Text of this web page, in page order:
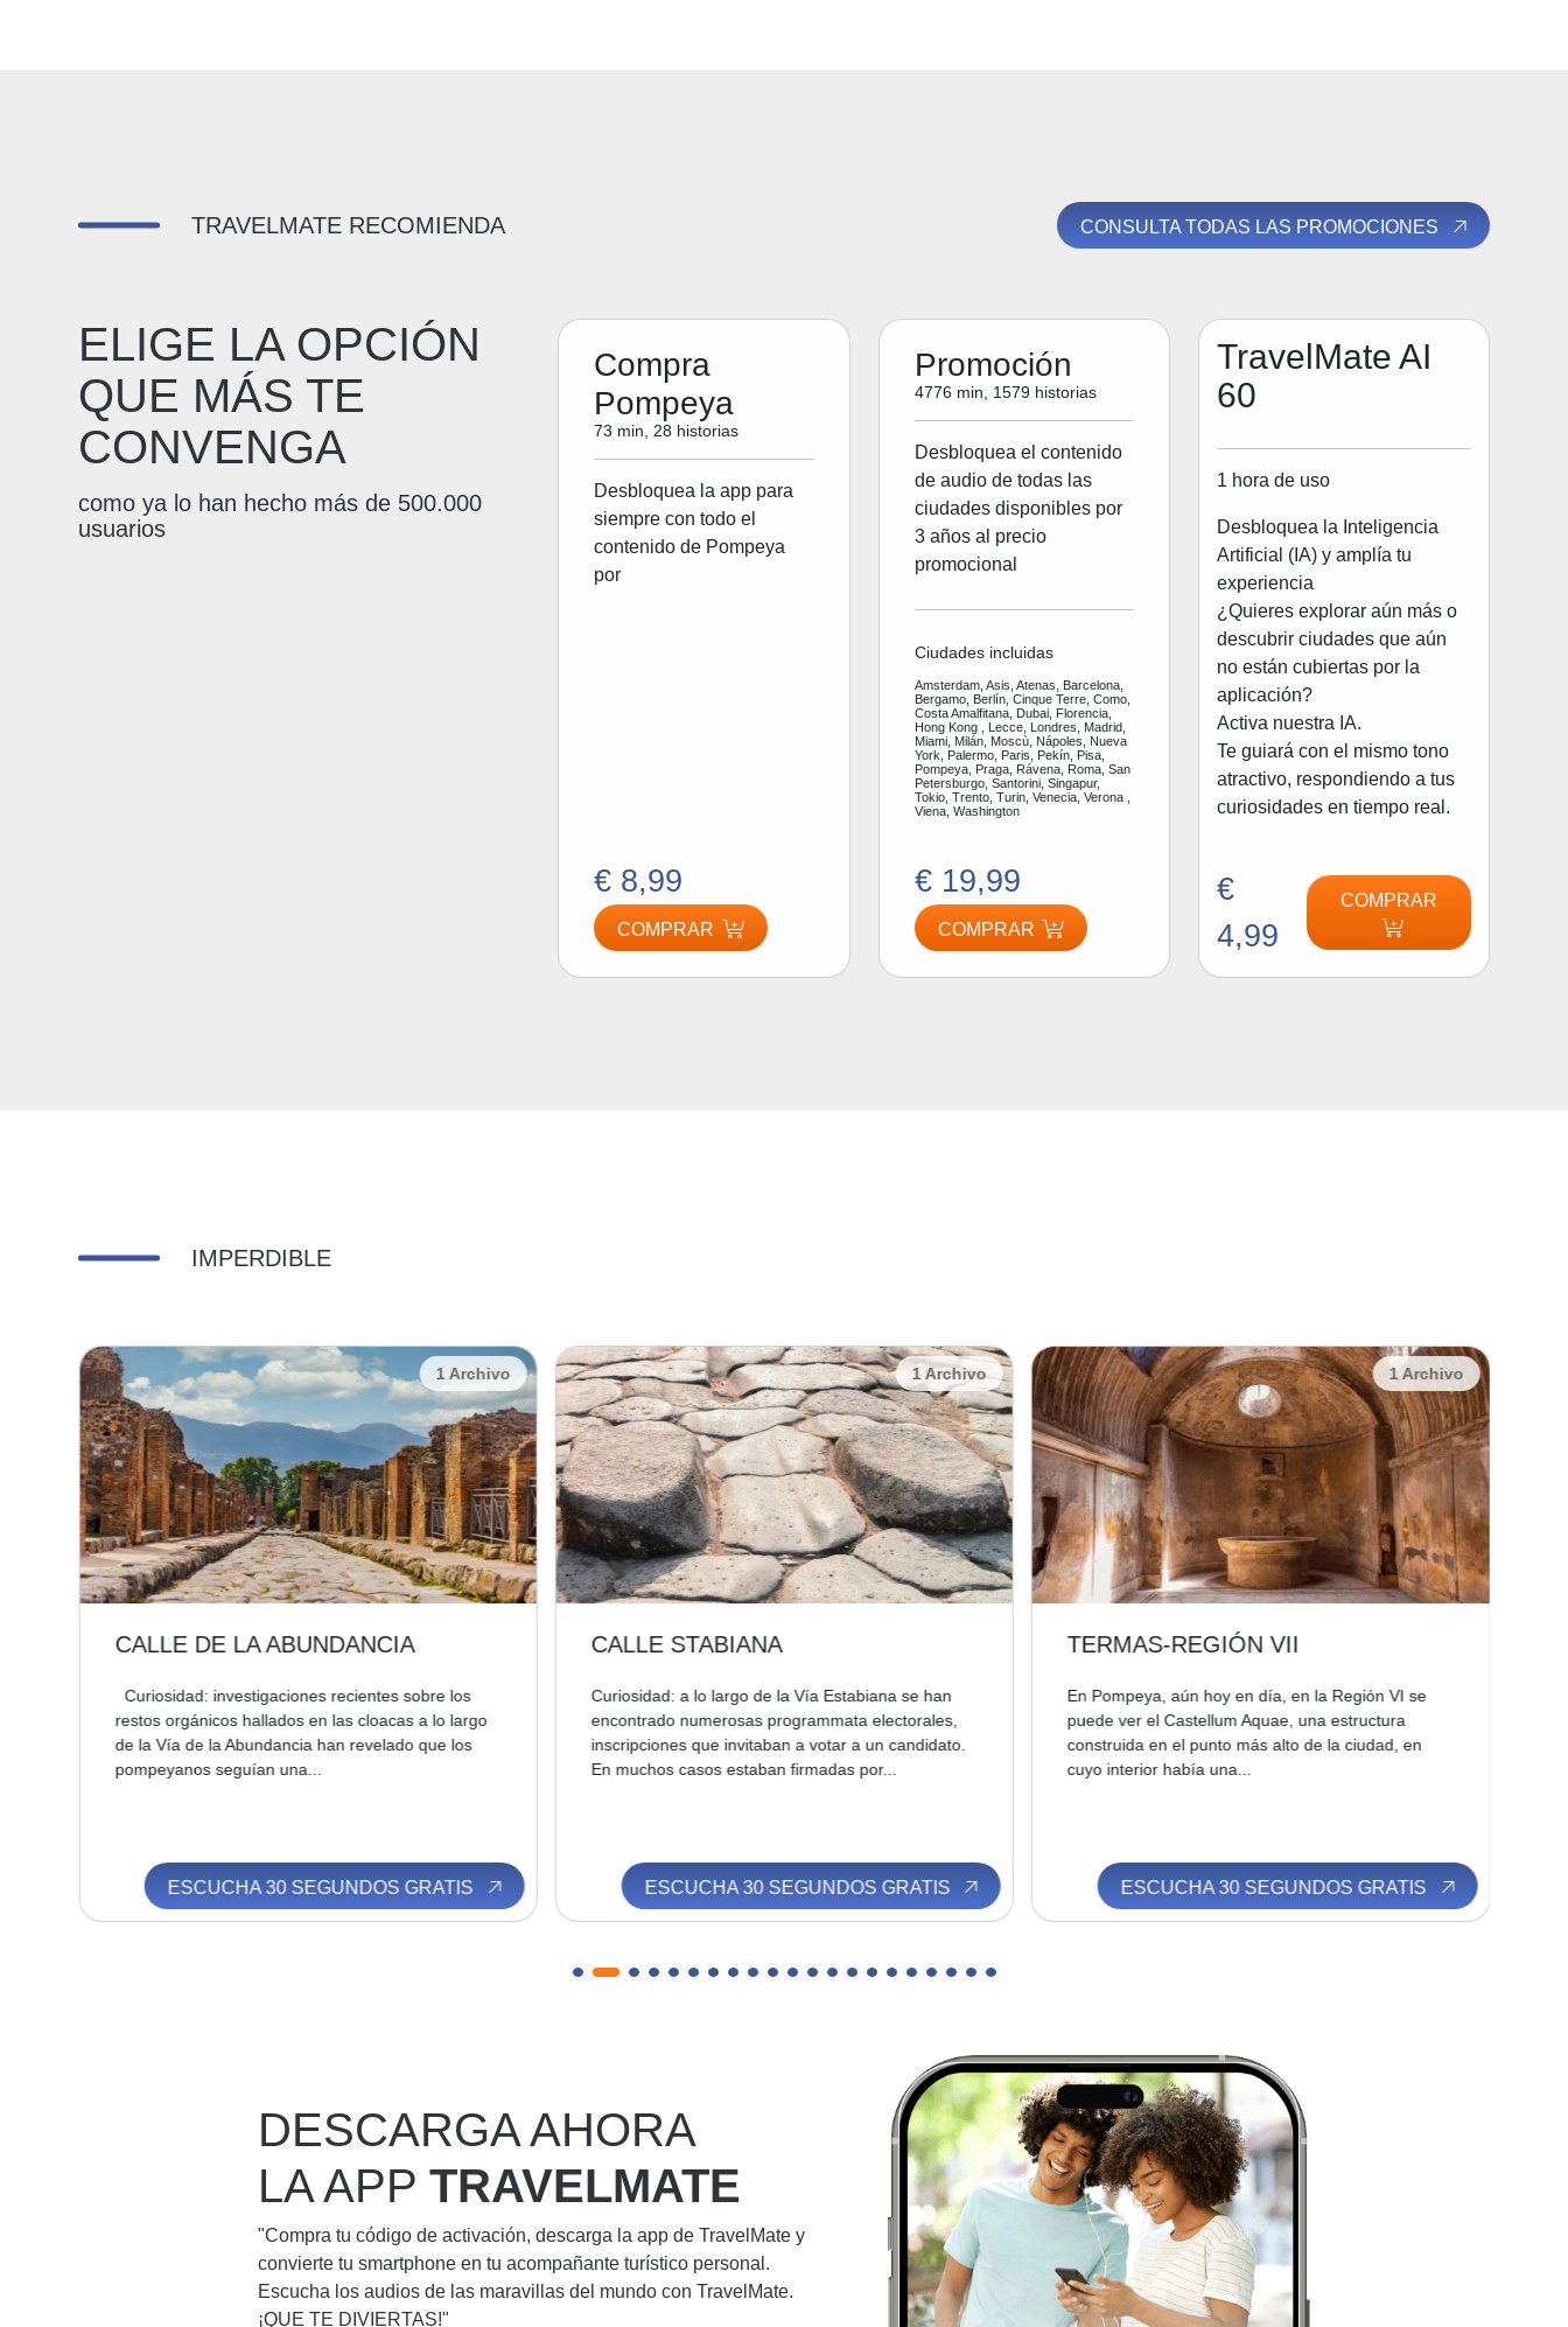
TRAVELMATE RECOMIENDA CONSULTA TODAS LAS PROMOCIONES
ELIGE LA OPCIÓN
QUE MÁS TE
CONVENGA
como ya lo han hecho más de 500.000
usuarios
Compra
Pompeya
73 min, 28 historias
Desbloquea la app para
siempre con todo el
contenido de Pompeya
por
€ 8,99
COMPRAR
Promoción
4776 min, 1579 historias
Desbloquea el contenido
de audio de todas las
ciudades disponibles por
3 años al precio
promocional
Ciudades incluidas
Amsterdam, Asis, Atenas, Barcelona,
Bergamo, Berlín, Cinque Terre, Como,
Costa Amalfitana, Dubai, Florencia,
Hong Kong , Lecce, Londres, Madrid,
Miami, Milán, Moscù, Nápoles, Nueva
York, Palermo, Paris, Pekín, Pisa,
Pompeya, Praga, Rávena, Roma, San
Petersburgo, Santorini, Singapur,
Tokio, Trento, Turin, Venecia, Verona ,
Viena, Washington
€ 19,99
COMPRAR
TravelMate AI
60
1 hora de uso
Desbloquea la Inteligencia
Artificial (IA) y amplía tu
experiencia
¿Quieres explorar aún más o
descubrir ciudades que aún
no están cubiertas por la
aplicación?
Activa nuestra IA.
Te guiará con el mismo tono
atractivo, respondiendo a tus
curiosidades en tiempo real.
€
4,99
COMPRAR
IMPERDIBLE
1 Archivo
CALLE DE LA ABUNDANCIA
Curiosidad: investigaciones recientes sobre los
restos orgánicos hallados en las cloacas a lo largo
de la Vía de la Abundancia han revelado que los
pompeyanos seguían una...
ESCUCHA 30 SEGUNDOS GRATIS
1 Archivo
CALLE STABIANA
Curiosidad: a lo largo de la Vía Estabiana se han
encontrado numerosas programmata electorales,
inscripciones que invitaban a votar a un candidato.
En muchos casos estaban firmadas por...
ESCUCHA 30 SEGUNDOS GRATIS
1 Archivo
TERMAS-REGIÓN VII
En Pompeya, aún hoy en día, en la Región VI se
puede ver el Castellum Aquae, una estructura
construida en el punto más alto de la ciudad, en
cuyo interior había una...
ESCUCHA 30 SEGUNDOS GRATIS
DESCARGA AHORA
LA APPTRAVELMATE
"Compra tu código de activación, descarga la app de TravelMate y
convierte tu smartphone en tu acompañante turístico personal.
Escucha los audios de las maravillas del mundo con TravelMate.
¡QUE TE DIVIERTAS!"